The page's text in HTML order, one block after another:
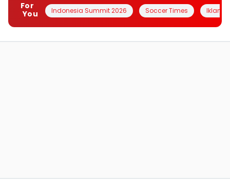
For
You
Indonesia Summit 2026 Soccer Times Iklanin